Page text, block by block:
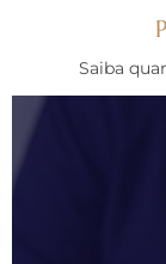
Saiba